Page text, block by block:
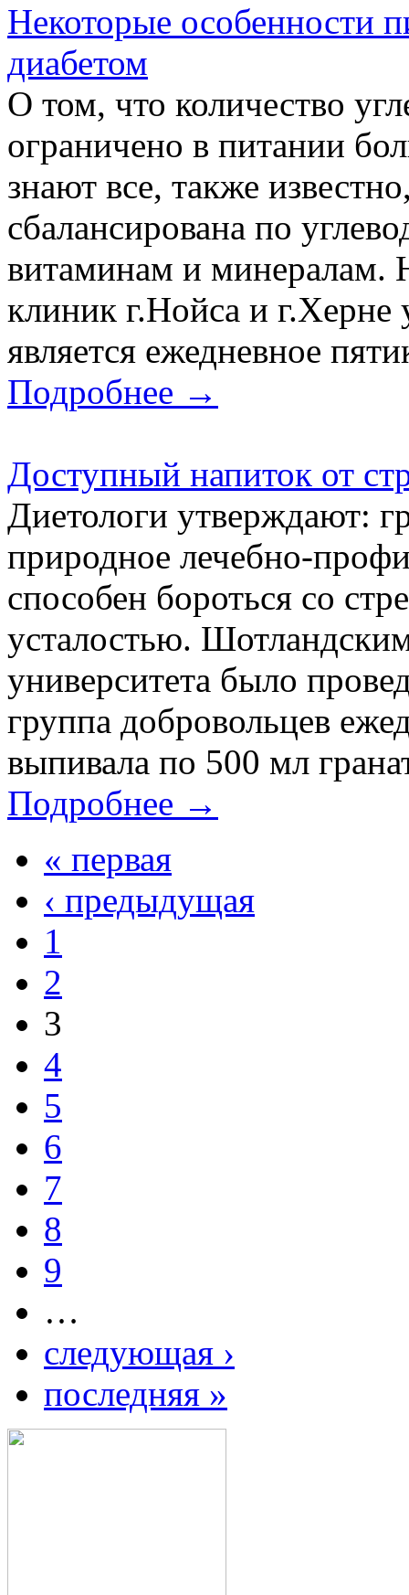
Некоторые особенности
диабетом
О том, что количество
ограничено в питании
знают все, также
сбалансирована по
витаминам и минералам.
клиник г.Нойса и
является ежедневное
Подробнее →
Доступный напиток от
Диетологи утверждают:
природное лечебно-
способен бороться со
усталостью.
университета было
группа добровольцев
выпивала по 500 мл
Подробнее →
« первая
‹ предыдущая
1
2
3
4
5
6
7
8
9
…
следующая ›
последняя »